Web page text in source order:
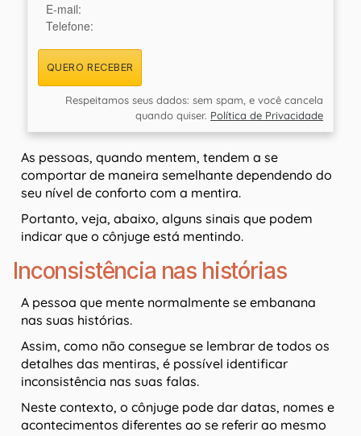
E-mail:
Telefone:
QUERO RECEBER
Respeitamos seus dados: sem spam, e você cancela
quando quiser. Política de Privacidade
As pessoas, quando mentem, tendem a se
comportar de maneira semelhante dependendo do
seu nível de conforto com a mentira.
Portanto, veja, abaixo, alguns sinais que podem
indicar que o cônjuge está mentindo.
Inconsistência nas histórias
A pessoa que mente normalmente se embanana
nas suas histórias.
Assim, como não consegue se lembrar de todos os
detalhes das mentiras, é possível identificar
inconsistência nas suas falas.
Neste contexto, o cônjuge pode dar datas, nomes e
acontecimentos diferentes ao se referir ao mesmo